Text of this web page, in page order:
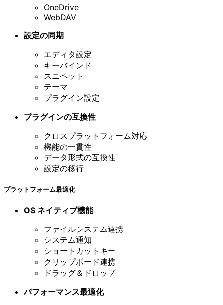
OneDrive
WebDAV
設定の同期
エディタ設定
キーバインド
スニペット
テーマ
プラグイン設定
プラグインの互換性
クロスプラットフォーム対応
機能の一貫性
データ形式の互換性
設定の移行
プラットフォーム最適化
OS ネイティブ機能
ファイルシステム連携
システム通知
ショートカットキー
クリップボード連携
ドラッグ＆ドロップ
パフォーマンス最適化